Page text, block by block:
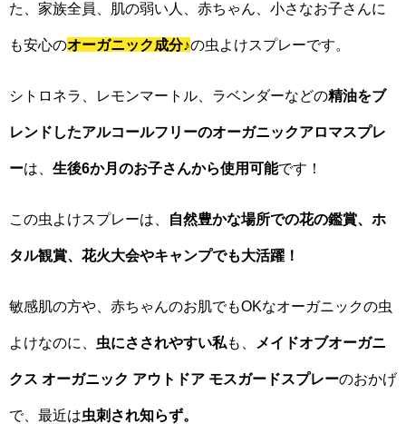
た、家族全員、肌の弱い人、赤ちゃん、小さなお子さんに
も安心のオーガニック成分♪の虫よけスプレーです。
シトロネラ、レモンマートル、ラベンダーなどの精油をブ
レンドしたアルコールフリーのオーガニックアロマスプレ
ーは、 生後6か月のお子さんから使用可能です！
この虫よけスプレーは、 自然豊かな場所での花の鑑賞、ホ
タル観賞、花火大会やキャンプでも大活躍！
敏感肌の方や、赤ちゃんのお肌でもOKなオーガニックの虫
よけなのに、 虫にさされやすい私も、 メイドオブオーガニ
クス オーガニック アウトドア モスガードスプレーのおかげ
で、最近は虫刺され知らず。